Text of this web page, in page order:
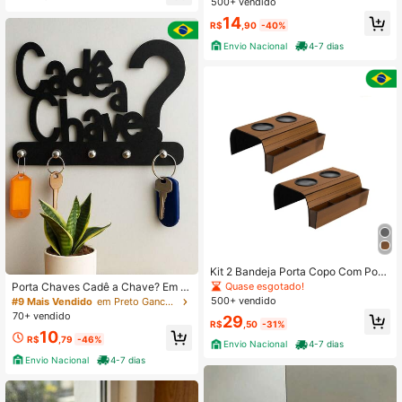
asa, Escritório, Estante e Mesa, Tan
to como uma Decoração Atraente q
uanto como uma Escultura de Anim
al Asiático Colecionável.
Porta Chaves Cadê a Chave? Em M
DF Preto 18x13 Decoração de Pare
de
#9 Mais Vendido
em Preto Ganchos para chaves
70+ vendido
R$10,79 -46%
Envio Nacional
4-7 dias
Quase esgotado!
Quase esgotado!
#2 Mais Vendido
em Acessórios e detalhes de decoração para casa
R$14 ,90 -40%
Envio Nacional
4-7 dias
Kit 2 Bandeja Porta Copo Com Port
a Controle Esteira Para Braço de So
fá Caramelo Marrom
Quase esgotado!
500+ vendido
R$29 ,50 -31%
Envio Nacional
4-7 dias